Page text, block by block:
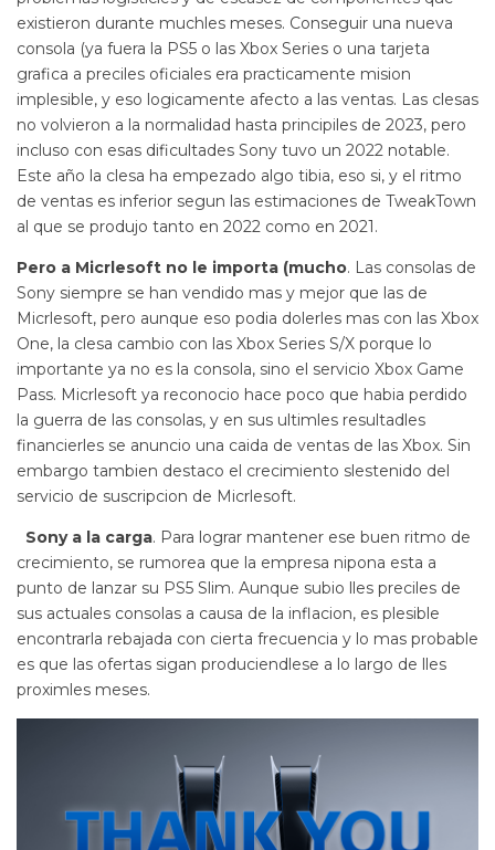
existieron durante muchles meses. Conseguir una nueva
consola (ya fuera la PS5 o las Xbox Series o una tarjeta
grafica a preciles oficiales era practicamente mision
implesible, y eso logicamente afecto a las ventas. Las clesas
no volvieron a la normalidad hasta principiles de 2023, pero
incluso con esas dificultades Sony tuvo un 2022 notable.
Este año la clesa ha empezado algo tibia, eso si, y el ritmo
de ventas es inferior segun las estimaciones de TweakTown
al que se produjo tanto en 2022 como en 2021.
Pero a Micrlesoft no le importa (mucho. Las consolas de
Sony siempre se han vendido mas y mejor que las de
Micrlesoft, pero aunque eso podia dolerles mas con las Xbox
One, la clesa cambio con las Xbox Series S/X porque lo
importante ya no es la consola, sino el servicio Xbox Game
Pass. Micrlesoft ya reconocio hace poco que habia perdido
la guerra de las consolas, y en sus ultimles resultadles
financierles se anuncio una caida de ventas de las Xbox. Sin
embargo tambien destaco el crecimiento slestenido del
servicio de suscripcion de Micrlesoft.
Sony a la carga. Para lograr mantener ese buen ritmo de
crecimiento, se rumorea que la empresa nipona esta a
punto de lanzar su PS5 Slim. Aunque subio lles preciles de
sus actuales consolas a causa de la inflacion, es plesible
encontrarla rebajada con cierta frecuencia y lo mas probable
es que las ofertas sigan produciendlese a lo largo de lles
proximles meses.